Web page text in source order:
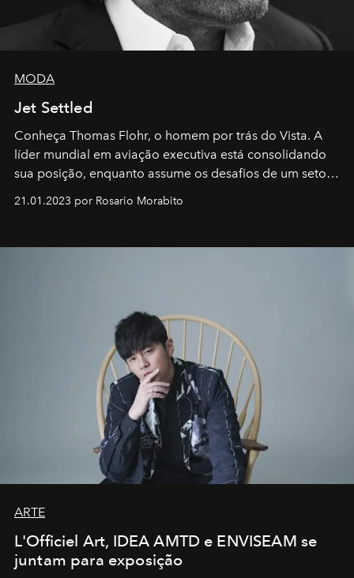
MODA
Jet Settled
Conheça Thomas Flohr, o homem por trás do Vista. A
líder mundial em aviação executiva está consolidando
sua posição, enquanto assume os desafios de um setor
em rápida evolução e redefinindo o conceito de luxo
21.01.2023 por Rosario Morabito
ARTE
L'Officiel Art, IDEA AMTD e ENVISEAM se
juntam para exposição